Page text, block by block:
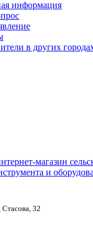
информация
в других
Стасова, 32